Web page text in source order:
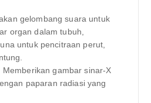
gelombang suara untuk
organ dalam tubuh,
untuk pencitraan perut,
Memberikan gambar sinar-X
paparan radiasi yang